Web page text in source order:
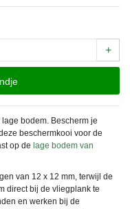
+
bodem. Bescherm je
beschermkooi voor de
op de lage bodem van
van 12 x 12 mm, terwijl de
direct bij de vliegplank te
en werken bij de